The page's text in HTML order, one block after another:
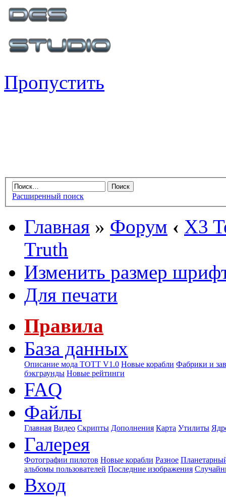
Пропустить
Расширенный поиск
Главная » Форум ‹ X3
Truth
Изменить размер
Для печати
Правила
База данных
Описание мода ТОТТ V1.0 Новые корабли Фабрики и
бэкграунды Новые рейтинги
FAQ
Файлы
Главная Видео Скрипты Дополнения Карта Утилиты
Галерея
Фотографии пилотов Новые корабли Разное
альбомы пользователей Последние изображения
Вход